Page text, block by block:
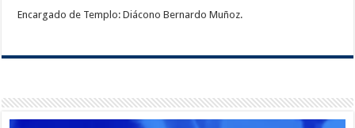
Encargado de Templo: Diácono Bernardo Muñoz.